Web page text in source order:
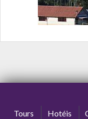
Tours Hotéis